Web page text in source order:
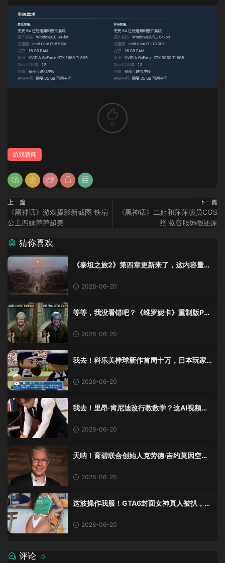
0
游戏新闻
上一篇
《黑神话》游戏摄影新截图 铁扇
公主四妹萍萍超美
下一篇
《黑神话》二姐和萍萍演员COS
照 妆容服饰很还原
猜你喜欢
《泰坦之旅2》第四章更新来了，这内容量感
2026-06-20
等等，我没看错吧？《维罗妮卡》重制版PS
2026-06-20
我去！科乐美棒球新作首周十万，日本玩家
2026-06-20
我去！里昂·肯尼迪改行教数学？这AI视频全
2026-06-20
天呐！育碧联合创始人克劳德·吉约莫因空难
2026-06-20
这波操作我服！GTA6封面女神真人被扒，网
2026-06-20
评论 0